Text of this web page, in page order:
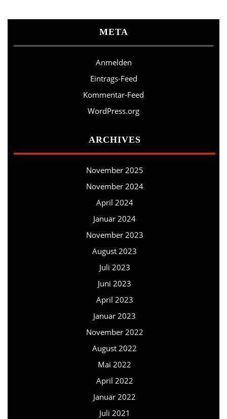
META
Anmelden
Eintrags-Feed
Kommentar-Feed
WordPress.org
ARCHIVES
November 2025
November 2024
April 2024
Januar 2024
November 2023
August 2023
Juli 2023
Juni 2023
April 2023
Januar 2023
November 2022
August 2022
Mai 2022
April 2022
Januar 2022
Juli 2021